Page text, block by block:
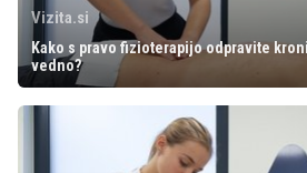
Vizita.si
Kako s pravo fizioterapijo odpravite
vedno?